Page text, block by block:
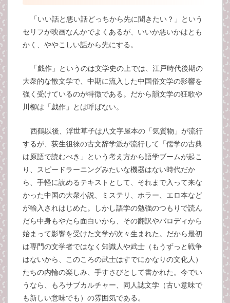
「いい話と悪い話どっちから先に聞きたい？」という
セリフが映画なんかでよくあるが、いいか悪いかはとも
かく、ややこしい話から先にする。
「戯作」というのは文学史の上では、江戸時代後期の
大衆的な散文学で、中期に流入した中国俗文学の影響を
強く受けているのが特徴である。だから韻文学の狂歌や
川柳は「戯作」とは呼ばない。
西鶴以後、浮世草子は八文字屋本の「気質物」が流行
するが、荻生徂徠の古文辞学派が流行して「儒学の古典
は原語で読むべき」という考え方から語学ブームが起こ
り、スピードラーニングみたいな機器はない時代だか
ら、手軽に読めるテキストとして、それまで入って来な
かった中国の大衆小説、ミステリ、ホラー、エロ本など
が輸入されはじめた。しかし語学の勉強のつもりで読ん
だら中身もやたら面白いから、その翻訳やパロディから
始まって影響を受けた文学が次々生まれた。だから最初
は専門の文学者ではなく知識人や武士（もうずっと戦争
はないから、このころの武士はすでにかなりの文化人）
たちの内輪の楽しみ、手すさびとして書かれた。今でい
うなら、もろサブカルチャー、同人誌文学（古い意味で
も新しい意味でも）の雰囲気である。